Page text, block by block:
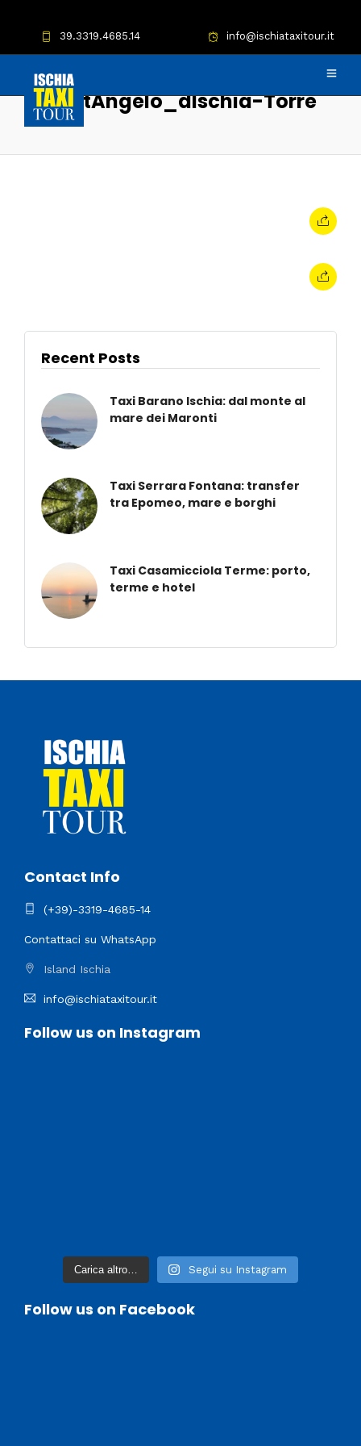
39.3319.4685.14 info@ischiataxitour.it
SantAngelo_dIschia-Torre
Recent Posts
Taxi Barano Ischia: dal monte al
mare dei Maronti
Taxi Serrara Fontana: transfer
tra Epomeo, mare e borghi
Taxi Casamicciola Terme: porto,
terme e hotel
Contact Info
(+39)-3319-4685-14
Contattaci su WhatsApp
Island Ischia
info@ischiataxitour.it
Follow us on Instagram
Carica altro… Segui su Instagram
Follow us on Facebook